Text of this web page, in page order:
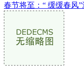
春节将至：“ 缓缓春风